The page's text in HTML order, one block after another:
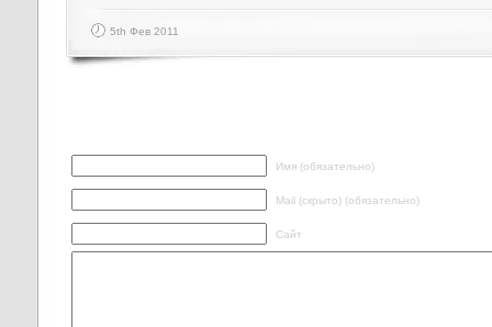
5th Фев 2011
Имя (обязательно)
Mail (скрыто) (обязательно)
Сайт